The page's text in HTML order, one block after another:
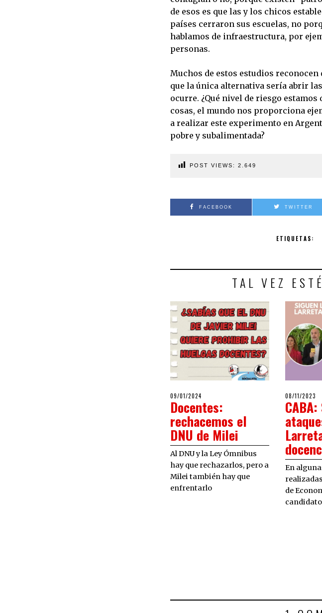
de esos es que las y los chicos
países cerraron sus escuelas, no
hablamos de infraestructura, por
personas.
Muchos de estos estudios
que la única alternativa sería abrir
ocurre. ¿Qué nivel de riesgo
cosas, el mundo nos proporciona
a realizar este experimento en
pobre y subalimentada?
POST VIEWS: 2.649
FACEBOOK TWITTER
ETIQUETAS:
TAL VEZ
POSTED
ON
09/01/2024
Docentes:
rechacemos el
DNU de Milei
Al DNU y la Ley Ómnibus
hay que rechazarlos, pero a
Milei también hay que
enfrentarlo
POSTED
ON
08/11/2023
En
de